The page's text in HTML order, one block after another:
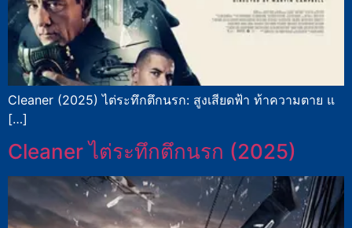
Cleaner (2025) ไต่ระทึกตึกนรก: สูงเสียดฟ้า ท้าความตาย แ
[…]
Cleaner ไต่ระทึกตึกนรก (2025)